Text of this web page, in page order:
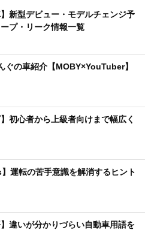
】新型デビュー・モデルチェンジ予
プ・リーク情報一覧
ぐの車紹介【MOBY×YouTuber】
】初心者から上級者向けまで幅広く
】運転の苦手意識を解消するヒント
】違いが分かりづらい自動車用語を